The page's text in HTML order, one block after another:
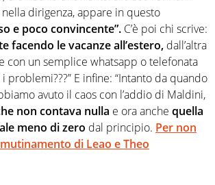
dirigenza, appare in questo
e poco convincente”. C’è poi chi scrive:
facendo le vacanze all’estero, dall’altra
con un semplice whatsapp o telefonata
problemi???” E infine: “Intanto da quando
avuto il caos con l’addio di Maldini,
non contava nulla e ora anche quella
meno di zero dal principio. Per non
di Leao e Theo